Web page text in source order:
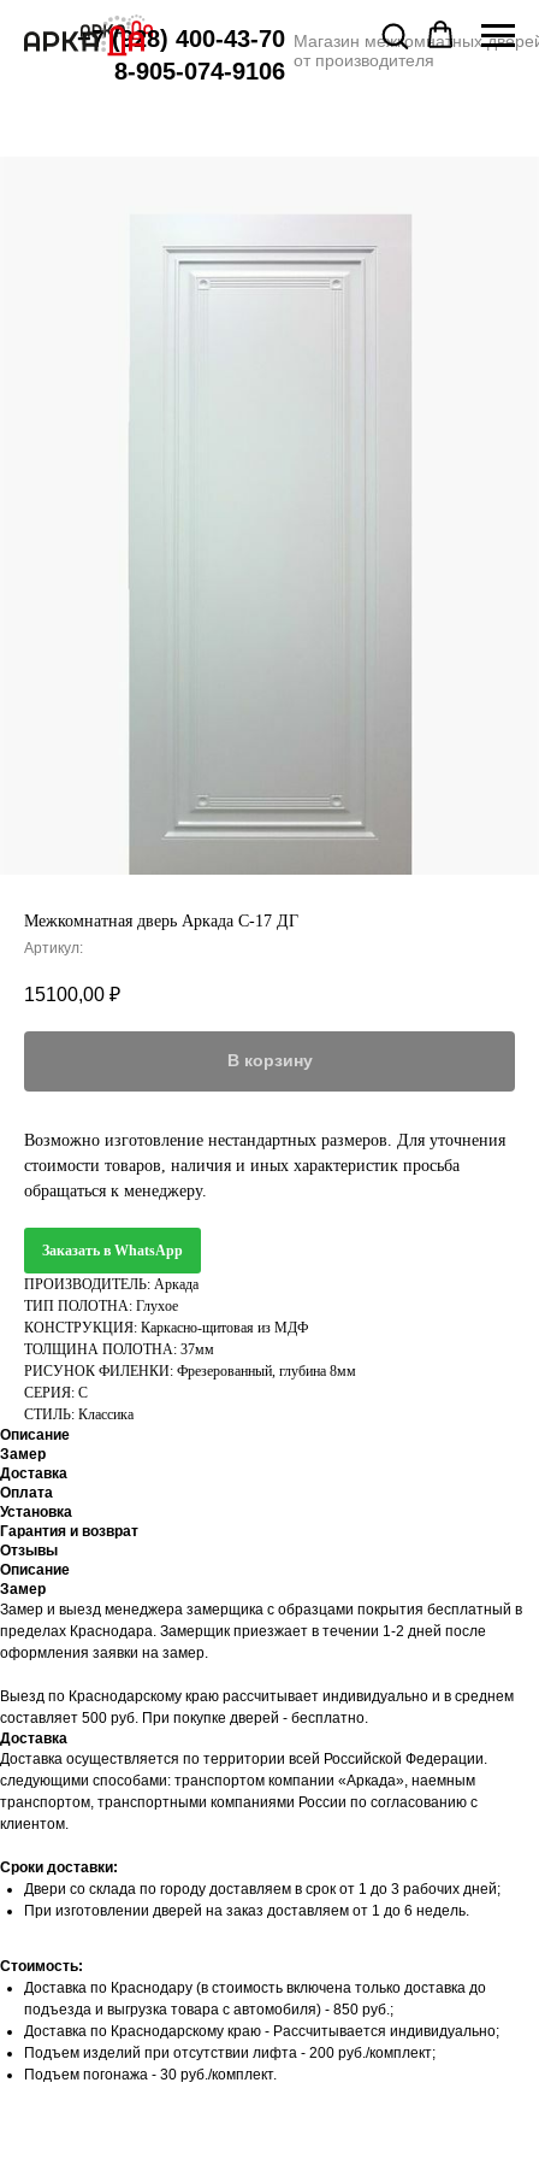
Магазин межкомнатных
от производителя
+7 (928) 400-43-70
8-905-074-9106
Межкомнатная дверь Аркада C-17 ДГ
Артикул:
15100,00 ₽
В корзину
Возможно изготовление нестандартных размеров. Для уточнения
стоимости товаров, наличия и иных характеристик просьба
обращаться к менеджеру.
Заказать в WhatsApp
ПРОИЗВОДИТЕЛЬ: Аркада
ТИП ПОЛОТНА: Глухое
КОНСТРУКЦИЯ: Каркасно-щитовая из МДФ
ТОЛЩИНА ПОЛОТНА: 37мм
РИСУНОК ФИЛЕНКИ: Фрезерованный, глубина 8мм
СЕРИЯ: С
СТИЛЬ: Классика
Описание
Замер
Доставка
Оплата
Установка
Гарантия и возврат
Отзывы
Описание
Замер
Замер и выезд менеджера замерщика с образцами покрытия бесплатный в
пределах Краснодара. Замерщик приезжает в течении 1-2 дней после
оформления заявки на замер.
Выезд по Краснодарскому краю рассчитывает индивидуально и в среднем
составляет 500 руб. При покупке дверей - бесплатно.
Доставка
Доставка осуществляется по территории всей Российской Федерации.
следующими способами: транспортом компании «Аркада», наемным
транспортом, транспортными компаниями России по согласованию с
клиентом.
Сроки доставки:
Двери со склада по городу доставляем в срок от 1 до 3 рабочих дней;
При изготовлении дверей на заказ доставляем от 1 до 6 недель.
Стоимость:
Доставка по Краснодару (в стоимость включена только доставка до
подъезда и выгрузка товара с автомобиля) - 850 руб.;
Доставка по Краснодарскому краю - Рассчитывается индивидуально;
Подъем изделий при отсутствии лифта - 200 руб./комплект;
Подъем погонажа - 30 руб./комплект.